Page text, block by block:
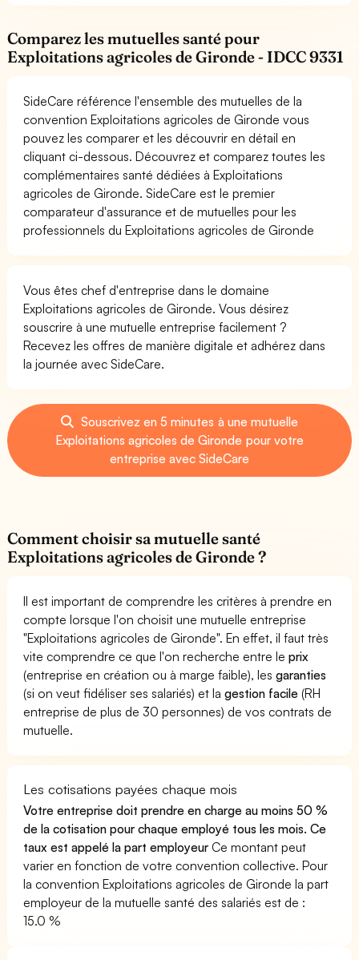
Comparez les mutuelles santé pour
Exploitations agricoles de Gironde - IDCC 9331
SideCare référence l'ensemble des mutuelles de la
convention Exploitations agricoles de Gironde vous
pouvez les comparer et les découvrir en détail en
cliquant ci-dessous. Découvrez et comparez toutes les
complémentaires santé dédiées à Exploitations
agricoles de Gironde. SideCare est le premier
comparateur d'assurance et de mutuelles pour les
professionnels du Exploitations agricoles de Gironde
Vous êtes chef d'entreprise dans le domaine
Exploitations agricoles de Gironde. Vous désirez
souscrire à une mutuelle entreprise facilement ?
Recevez les offres de manière digitale et adhérez dans
la journée avec SideCare.
Souscrivez en 5 minutes à une mutuelle
Exploitations agricoles de Gironde pour votre
entreprise avec SideCare
Comment choisir sa mutuelle santé
Exploitations agricoles de Gironde ?
Il est important de comprendre les critères à prendre en
compte lorsque l'on choisit une mutuelle entreprise
"Exploitations agricoles de Gironde". En effet, il faut très
vite comprendre ce que l'on recherche entre leprix
(entreprise en création ou à marge faible), lesgaranties
(si on veut fidéliser ses salariés) et lagestion facile (RH
entreprise de plus de 30 personnes) de vos contrats de
mutuelle.
Les cotisations payées chaque mois
Votre entreprise doit prendre en charge au moins 50 %
de la cotisation pour chaque employé tous les mois. Ce
taux est appelé la part employeur Ce montant peut
varier en fonction de votre convention collective. Pour
la convention Exploitations agricoles de Gironde la part
employeur de la mutuelle santé des salariés est de :
15.0 %